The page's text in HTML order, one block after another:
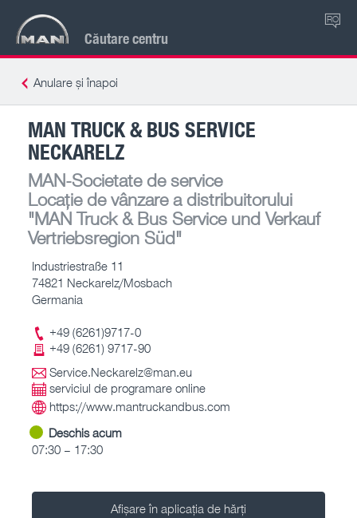
Căutare centru
RO
Anulare și înapoi
MAN TRUCK & BUS SERVICE
NECKARELZ
MAN-Societate de service
Locație de vânzare a distribuitorului
"MAN Truck & Bus Service und Verkauf
Vertriebsregion Süd"
Industriestraße 11
74821 Neckarelz/Mosbach
Germania
+49 (6261)9717-0
+49 (6261) 9717-90
Service.Neckarelz@man.eu
serviciul de programare online
https://www.mantruckandbus.com
Deschis acum
07:30 – 17:30
Afișare în aplicația de hărți